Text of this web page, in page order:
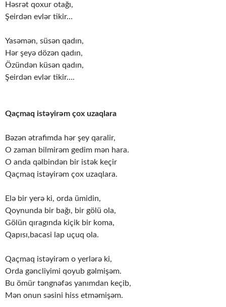
Həsrət qoxur otağı,
Şeirdən evlər tikir…
Yasəmən, süsən qadın,
Hər şeyə dözən qadın,
Özündən küsən qadın,
Şeirdən evlər tikir….
Qaçmaq istəyirəm çox uzaqlara
Bəzən ətrafimda hər şey qaralir,
O zaman bilmirəm gedim mən hara.
O anda qəlbindən bir istək keçir
Qaçmaq istəyirəm çox uzaqlara.
Elə bir yerə ki, orda ümidin,
Qoynunda bir bağı, bir gölü ola,
Gölün qıragında kiçik bir koma,
Qapısı,bacasi lap uçuq ola.
Qaçmaq istəyirəm o yerlərə ki,
Orda gəncliyimi qoyub gəlmişəm.
Bu ömür təngnəfəs yanımdan keçib,
Mən onun səsini hiss etməmişəm.